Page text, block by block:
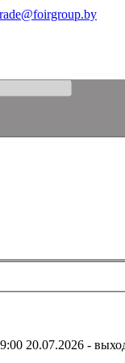
20.07.2026 -